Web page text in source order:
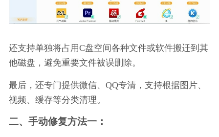
还支持单独将占用C盘空间各种文件或软件搬迁到其
他磁盘，避免重要文件被误删除。
最后，还专门提供微信、QQ专清，支持根据图片、
视频、缓存等分类清理。
二、手动修复方法一：